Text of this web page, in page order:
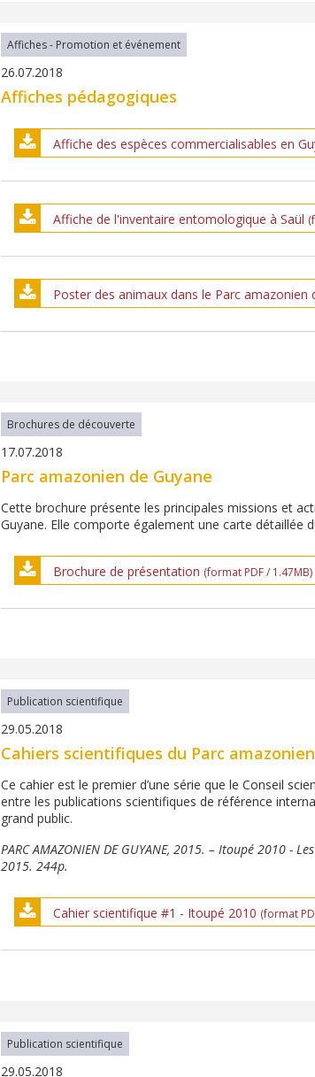
Affiches - Promotion et événement
26.07.2018
Affiches pédagogiques
Affiche des espèces commercialisables en
Affiche de l'inventaire entomologique à Saül
Poster des animaux dans le Parc amazonien
Brochures de découverte
17.07.2018
Parc amazonien de Guyane
Cette brochure présente les principales missions et
Guyane. Elle comporte également une carte détaillée
Brochure de présentation (format PDF / 1.47MB)
Publication scientifique
29.05.2018
Cahiers scientifiques du Parc
Ce cahier est le premier d’une série que le Conseil
entre les publications scientifiques de référence
grand public.
PARC AMAZONIEN DE GUYANE, 2015. – Itoupé 2010 -
2015. 244p.
Cahier scientifique #1 - Itoupé 2010 (format
Publication scientifique
29.05.2018